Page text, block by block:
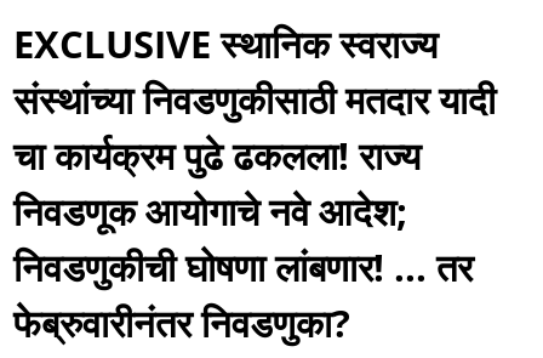
EXCLUSIVE स्थानिक स्वराज्य
संस्थांच्या निवडणुकीसाठी मतदार यादी
चा कार्यक्रम पुढे ढकलला! राज्य
निवडणूक आयोगाचे नवे आदेश;
निवडणुकीची घोषणा लांबणार! ... तर
फेब्रुवारीनंतर निवडणुका?